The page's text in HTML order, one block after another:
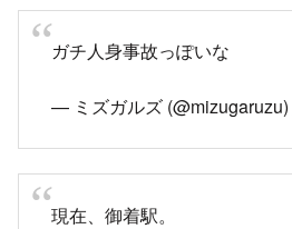
ガチ人身事故っぽいな
— ミズガルズ (@mizugaruzu)
現在、御着駅。